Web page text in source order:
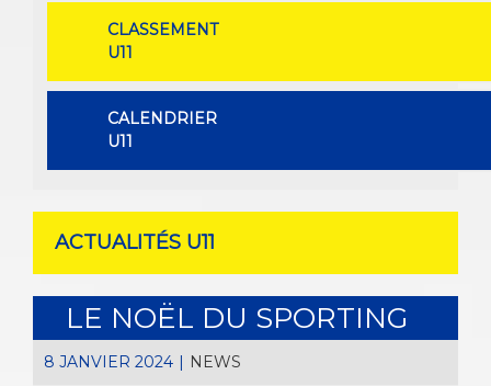
CLASSEMENT
U11
CALENDRIER
U11
ACTUALITÉS U11
LE NOËL DU SPORTING
8 JANVIER 2024 | NEWS